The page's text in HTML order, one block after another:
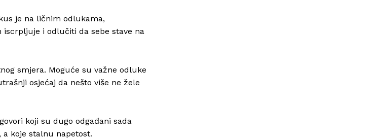
je na ličnim odlukama,
iscrpljuje i odlučiti da sebe stave na
smjera. Moguće su važne odluke
osjećaj da nešto više ne žele
koji su dugo odgađani sada
a koje stalnu napetost.